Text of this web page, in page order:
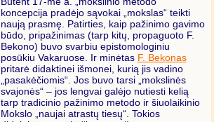
koncepcija pradėjo sąvokai „mokslas“ teikti
naują prasmę. Patirties, kaip pažinimo gavimo
būdo, pripažinimas (tarp kitų, propaguoto F.
Bekono) buvo svarbiu epistomologiniu
posūkiu Vakaruose. Ir minėtas F. Bekonas
pritarė didaktinei išmonei, kurią jis vadino
„pasakėčiomis“. Jos buvo tarsi „mokslinės
svajonės“ – jos lengvai galėjo nutiesti kelią
tarp tradicinio pažinimo metodo ir šiuolaikinio
Mokslo „naujai atrastų tiesų“. Tokios